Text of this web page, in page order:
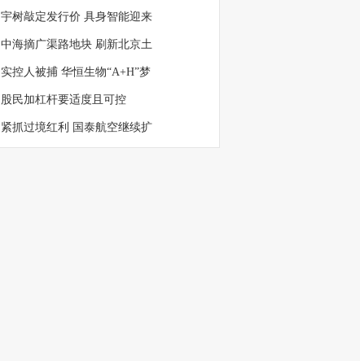
宇树敲定发行价 具身智能迎来
中海摘广渠路地块 刷新北京土
实控人被捕 华恒生物“A+H”梦
股民加杠杆要适度且可控
紧抓过境红利 国泰航空继续扩